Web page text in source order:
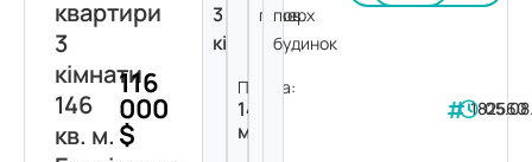
квартири
3
кімнати
146
кв. м.
116
000
$
3
кімнати
Площа:
146
м²
поверх
пов.
будинок
182560